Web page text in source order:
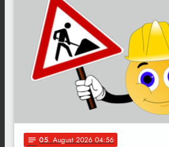
notes 05. August 2026 04:56